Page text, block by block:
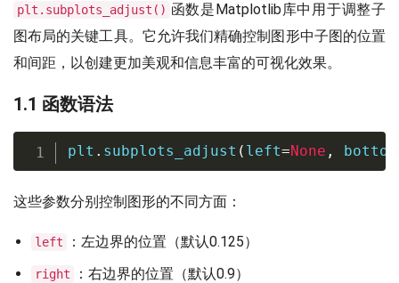
plt.subplots_adjust() 函数是Matplotlib库中用于调整子
图布局的关键工具。它允许我们精确控制图形中子图的位置
和间距，以创建更加美观和信息丰富的可视化效果。
1.1 函数语法
plt . subplots_adjust ( left=None , bottom
这些参数分别控制图形的不同方面：
left ：左边界的位置（默认0.125）
right ：右边界的位置（默认0.9）